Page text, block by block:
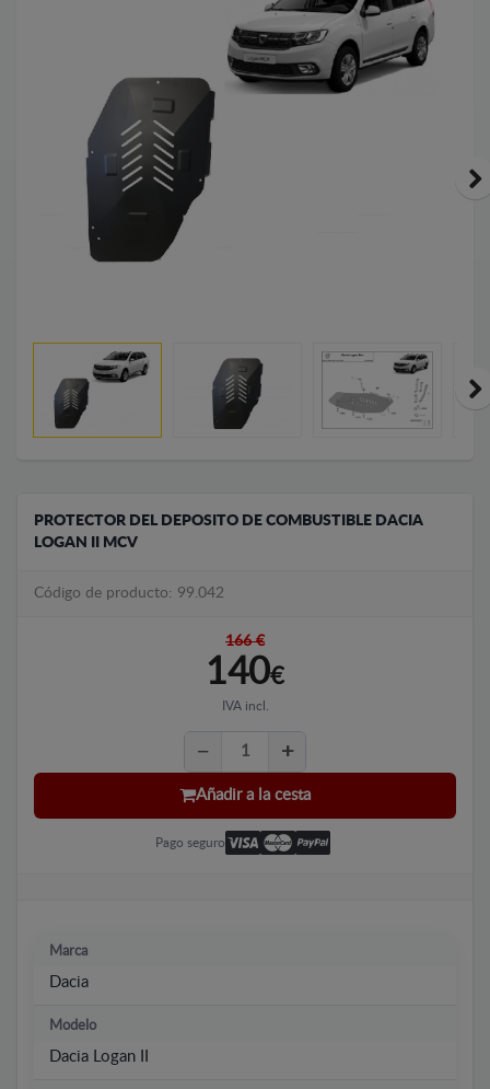
PROTECTOR DEL DEPOSITO DE COMBUSTIBLE DACIA
LOGAN II MCV
Código de producto: 99.042
166 €
140€
IVA incl.
Añadir a la cesta
Pago seguro
Marca
Dacia
Modelo
Dacia Logan II